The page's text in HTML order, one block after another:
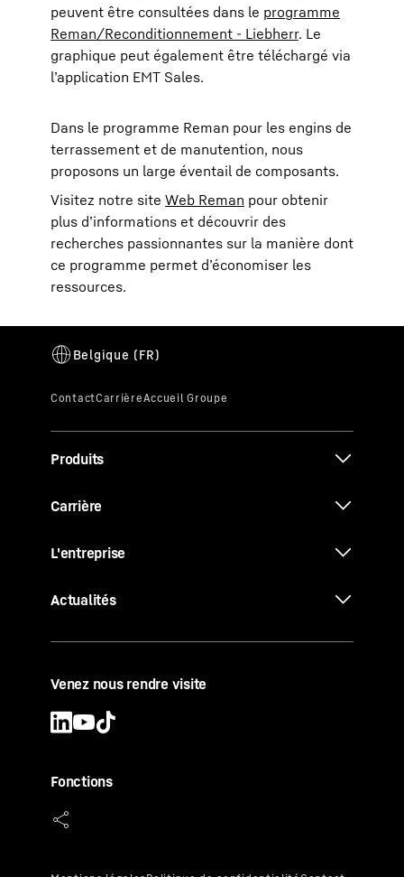
peuvent être consultées dans le programme
Reman/Reconditionnement - Liebherr. Le
graphique peut également être téléchargé via
l’application EMT Sales.
Dans le programme Reman pour les engins de
terrassement et de manutention, nous
proposons un large éventail de composants.
Visitez notre site Web Reman pour obtenir
plus d’informations et découvrir des
recherches passionnantes sur la manière dont
ce programme permet d’économiser les
ressources.
Produits
Carrière
L'entreprise
Actualités
Venez nous rendre visite
Fonctions